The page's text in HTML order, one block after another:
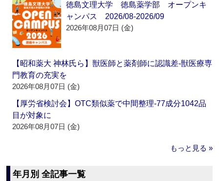
徳島文理大学 徳島薬学部 オープンキ
ャンパス 2026/08-2026/09
2026年08月07日 (金)
【昭和薬大 神林氏ら】獣医師と薬剤師に認識差‐獣医療専
門教育の充実を
2026年08月07日 (金)
【厚労省検討会】OTC類似薬で中間整理‐77成分1042品
目が対象に
2026年08月07日 (金)
もっと見る »
年月別 全記事一覧